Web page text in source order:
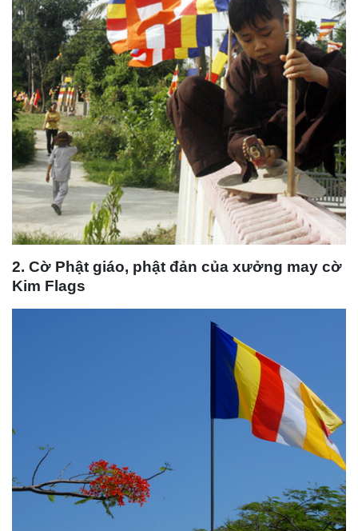
2. Cờ Phật giáo, phật đản của xưởng may cờ
Kim Flags